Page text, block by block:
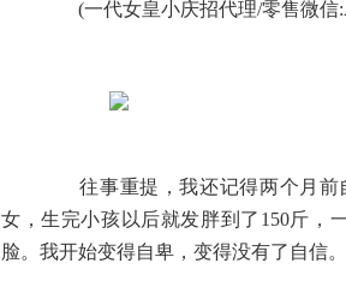
(一代女皇小庆招代理/零售微信
往事重提，我还记得两个月前
女，生完小孩以后就发胖到了150斤，
脸。我开始变得自卑，变得没有了自信。